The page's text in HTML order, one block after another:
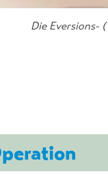
Die Eversions-